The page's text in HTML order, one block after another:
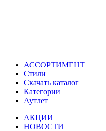
АССОРТИМЕНТ
Стили
Скачать каталог
Категории
Аутлет
АКЦИИ
НОВОСТИ